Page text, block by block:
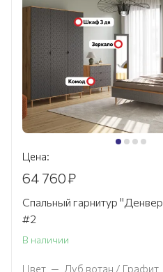
Цена:
64 760₽
Спальный гарнитур
#2
В наличии
Цвет — Дуб вотан / Графит